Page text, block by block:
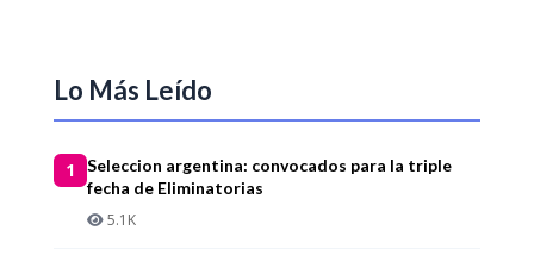
Lo Más Leído
1
Seleccion argentina: convocados para la triple
fecha de Eliminatorias
5.1K